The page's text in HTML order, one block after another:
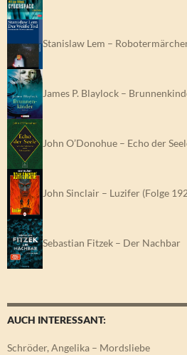
Stanislaw Lem –
James P. Blaylock –
John O’Donohue – Echo der
John Sinclair – Luzifer (Folge
Sebastian Fitzek – Der Nachbar
AUCH INTERESSANT:
Schröder, Angelika – Mordsliebe